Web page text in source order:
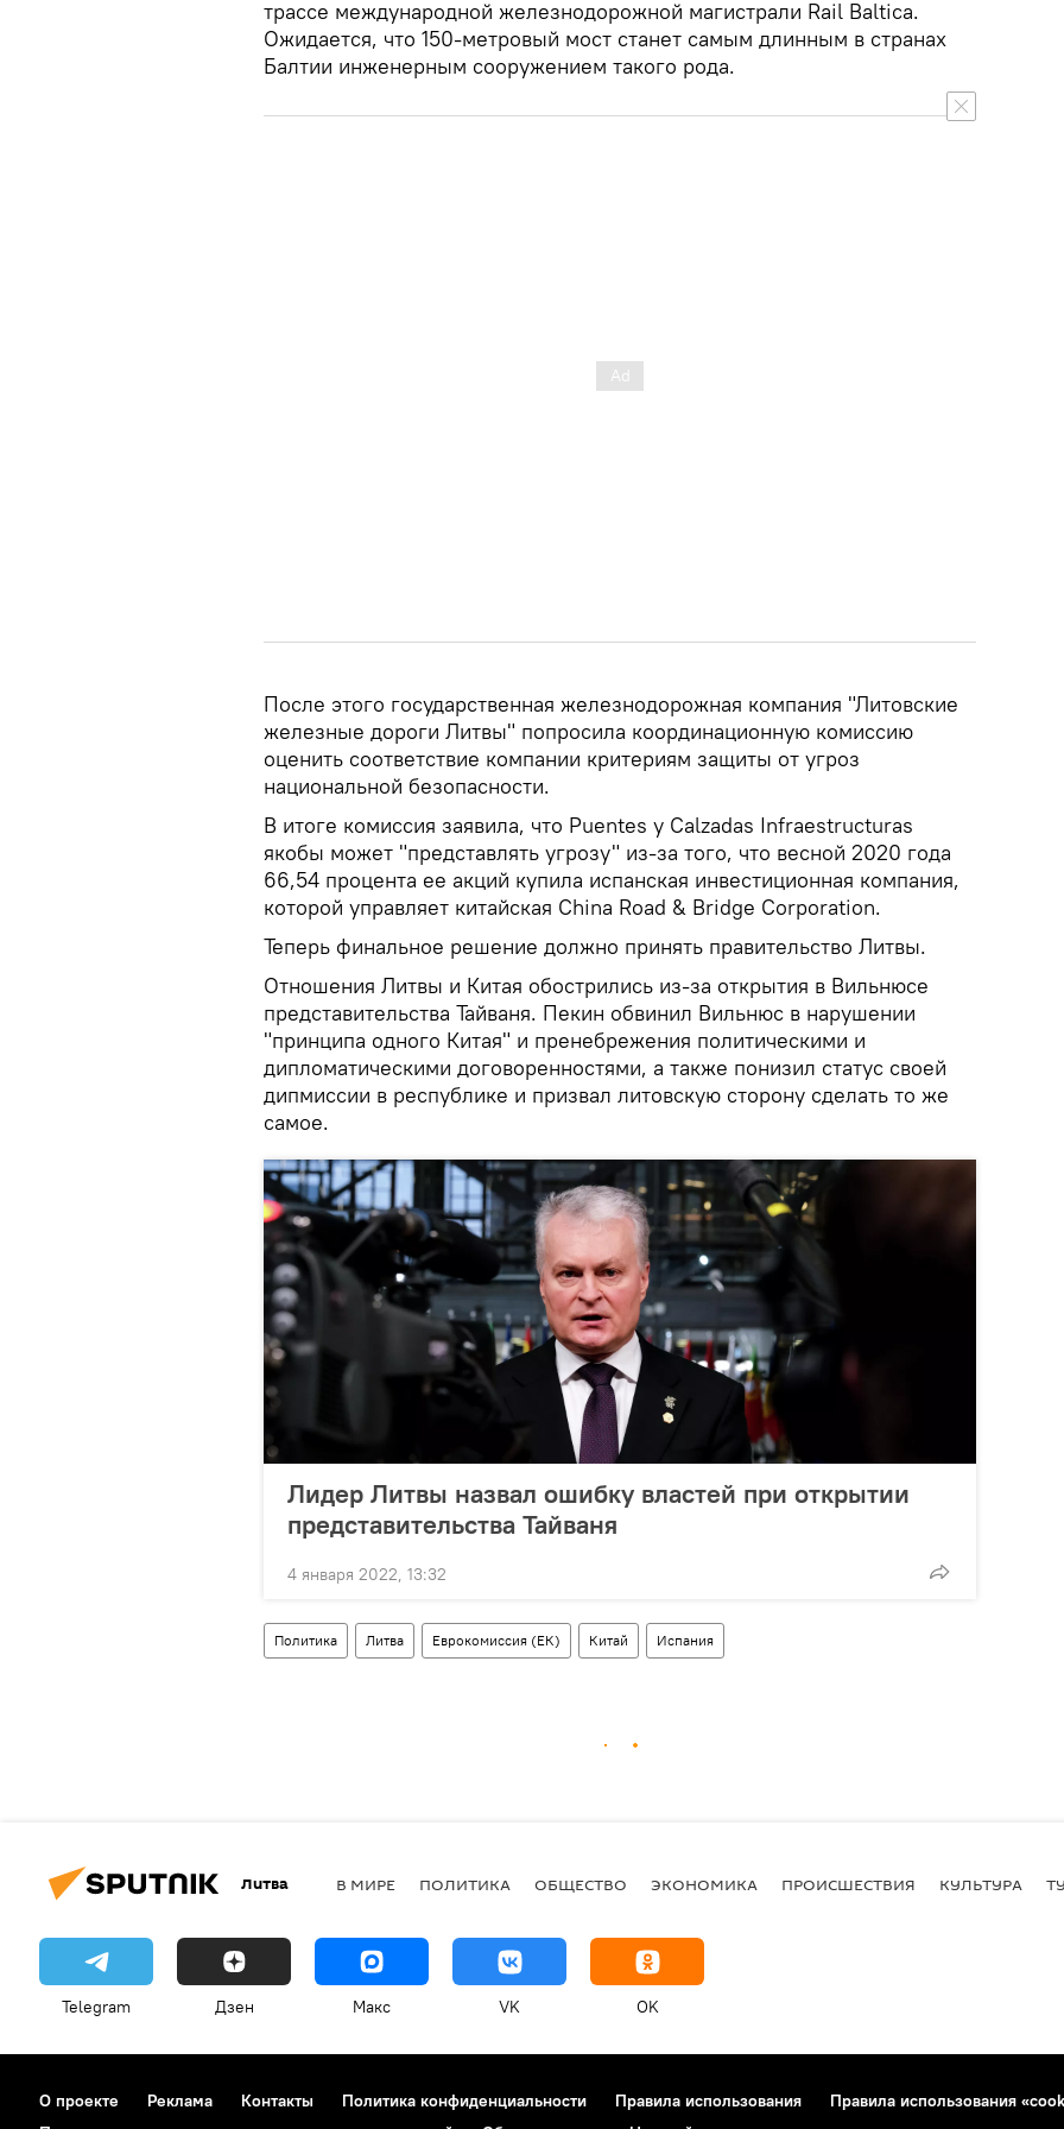
трассе международной железнодорожной магистрали Rail Baltica.
Ожидается, что 150-метровый мост станет самым длинным в странах
Балтии инженерным сооружением такого рода.
После этого государственная железнодорожная компания "Литовские
железные дороги Литвы" попросила координационную комиссию
оценить соответствие компании критериям защиты от угроз
национальной безопасности.
В итоге комиссия заявила, что Puentes y Calzadas Infraestructuras
якобы может "представлять угрозу" из-за того, что весной 2020 года
66,54 процента ее акций купила испанская инвестиционная компания,
которой управляет китайская China Road & Bridge Corporation.
Теперь финальное решение должно принять правительство Литвы.
Отношения Литвы и Китая обострились из-за открытия в Вильнюсе
представительства Тайваня. Пекин обвинил Вильнюс в нарушении
"принципа одного Китая" и пренебрежения политическими и
дипломатическими договоренностями, а также понизил статус своей
дипмиссии в республике и призвал литовскую сторону сделать то же
самое.
Лидер Литвы назвал ошибку властей при открытии
представительства Тайваня
4 января 2022, 13:32
Политика Литва Еврокомиссия (ЕК) Китай Испания
Литва В МИРЕ ПОЛИТИКА ОБЩЕСТВО ЭКОНОМИКА ПРОИСШЕСТВИЯ КУЛЬТУРА
Telegram Дзен Макс VK OK
О проекте Реклама Контакты Политика конфиденциальности Правила использования
Правила использования